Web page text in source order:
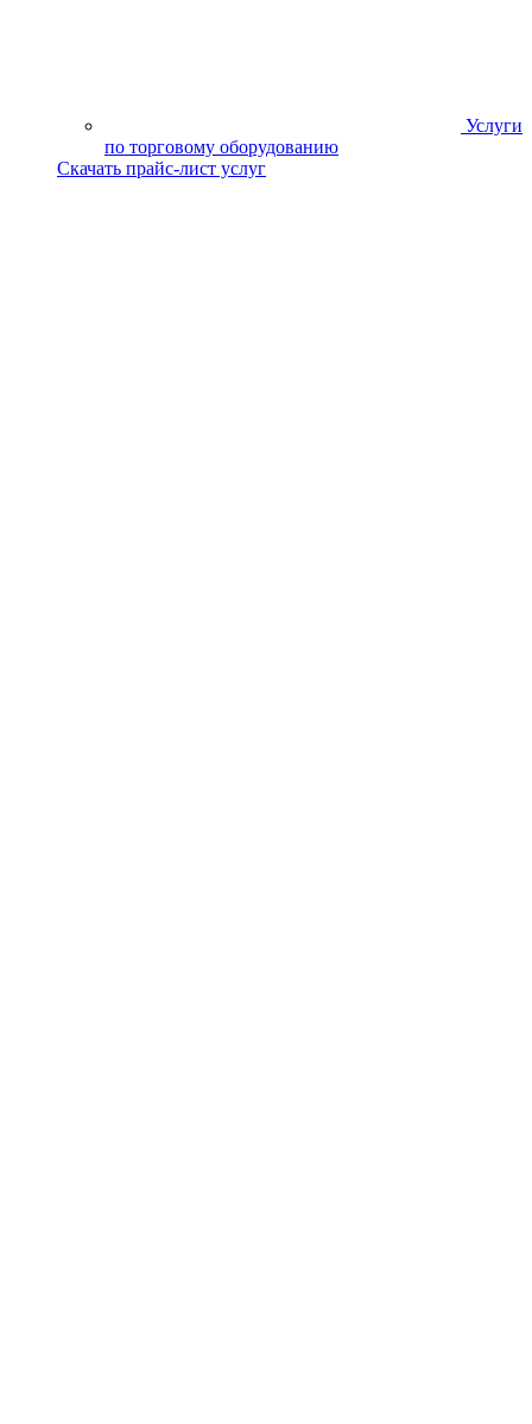
Услуги
по торговому оборудованию
Скачать прайс-лист услуг